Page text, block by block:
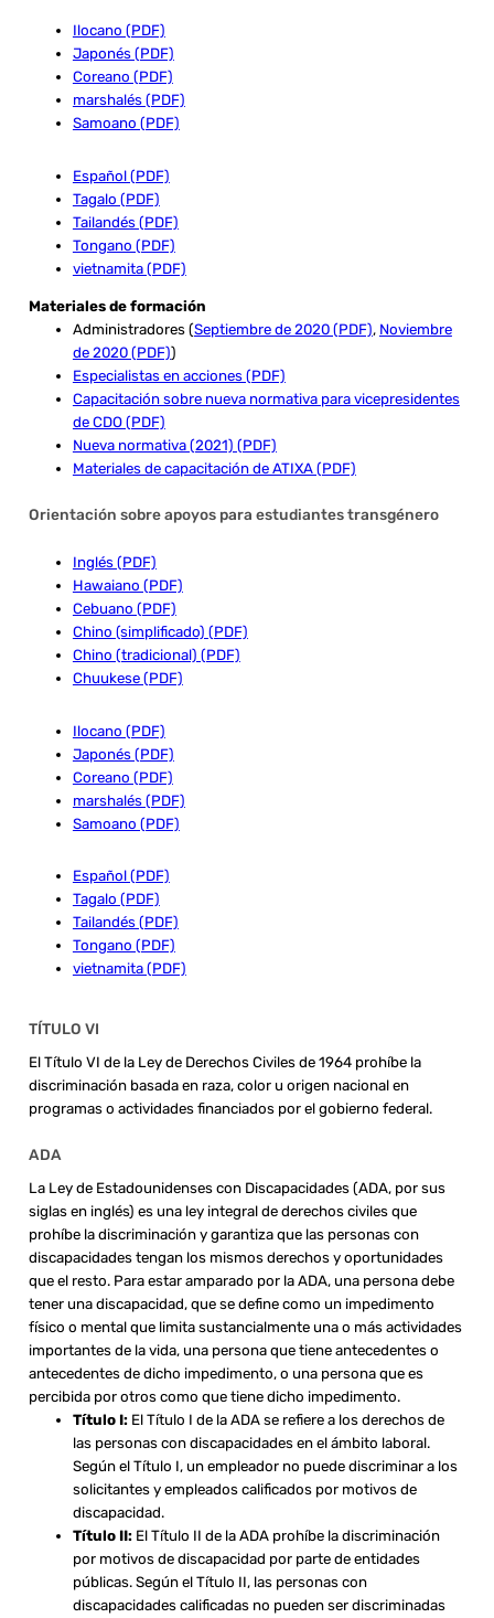
Ilocano (PDF)
Japonés (PDF)
Coreano (PDF)
marshalés (PDF)
Samoano (PDF)
Español (PDF)
Tagalo (PDF)
Tailandés (PDF)
Tongano (PDF)
vietnamita (PDF)
Materiales de formación
Administradores (Septiembre de 2020 (PDF), Noviembre
de 2020 (PDF))
Especialistas en acciones (PDF)
Capacitación sobre nueva normativa para vicepresidentes
de CDO (PDF)
Nueva normativa (2021) (PDF)
Materiales de capacitación de ATIXA (PDF)
Orientación sobre apoyos para estudiantes transgénero
Inglés (PDF)
Hawaiano (PDF)
Cebuano (PDF)
Chino (simplificado) (PDF)
Chino (tradicional) (PDF)
Chuukese (PDF)
Ilocano (PDF)
Japonés (PDF)
Coreano (PDF)
marshalés (PDF)
Samoano (PDF)
Español (PDF)
Tagalo (PDF)
Tailandés (PDF)
Tongano (PDF)
vietnamita (PDF)
TÍTULO VI
El Título VI de la Ley de Derechos Civiles de 1964 prohíbe la
discriminación basada en raza, color u origen nacional en
programas o actividades financiados por el gobierno federal.
ADA
La Ley de Estadounidenses con Discapacidades (ADA, por sus
siglas en inglés) es una ley integral de derechos civiles que
prohíbe la discriminación y garantiza que las personas con
discapacidades tengan los mismos derechos y oportunidades
que el resto. Para estar amparado por la ADA, una persona debe
tener una discapacidad, que se define como un impedimento
físico o mental que limita sustancialmente una o más actividades
importantes de la vida, una persona que tiene antecedentes o
antecedentes de dicho impedimento, o una persona que es
percibida por otros como que tiene dicho impedimento.
Título I:El Título I de la ADA se refiere a los derechos de
las personas con discapacidades en el ámbito laboral.
Según el Título I, un empleador no puede discriminar a los
solicitantes y empleados calificados por motivos de
discapacidad.
Título II:El Título II de la ADA prohíbe la discriminación
por motivos de discapacidad por parte de entidades
públicas. Según el Título II, las personas con
discapacidades calificadas no pueden ser discriminadas